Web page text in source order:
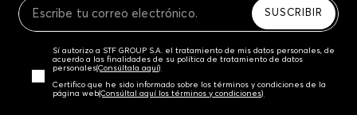
SUSCRIBIR
Sí autorizo a STF GROUP S.A. el tratamiento de mis datos personales, de
acuerdo a las finalidades de su política de tratamiento de datos
personales‎(Consúltala aquí)
Certifico que he sido informado sobre los términos y condiciones de la
página web‎(Consúltal aquí los términos y condiciones)